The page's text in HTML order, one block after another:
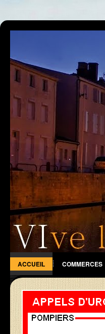
ACCUEIL COMMERCES
DIVERS